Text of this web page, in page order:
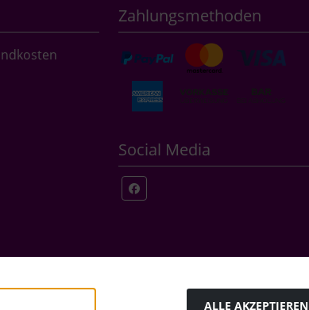
Zahlungsmethoden
Social Media
ALLE AKZEPTIEREN